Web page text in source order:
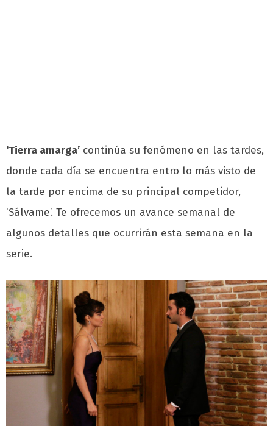
‘Tierra amarga’ continúa su fenómeno en las tardes,
donde cada día se encuentra entro lo más visto de
la tarde por encima de su principal competidor,
‘Sálvame’. Te ofrecemos un avance semanal de
algunos detalles que ocurrirán esta semana en la
serie.